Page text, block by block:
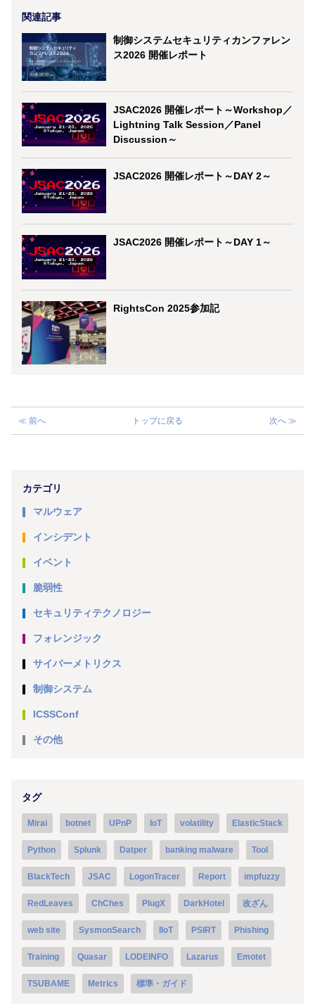
関連記事
制御システムセキュリティカンファレン
ス2026 開催レポート
JSAC2026 開催レポート～Workshop／
Lightning Talk Session／Panel
Discussion～
JSAC2026 開催レポート～DAY 2～
JSAC2026 開催レポート～DAY 1～
RightsCon 2025参加記
≪ 前へ トップに戻る 次へ ≫
カテゴリ
マルウェア
インシデント
イベント
脆弱性
セキュリティテクノロジー
フォレンジック
サイバーメトリクス
制御システム
ICSSConf
その他
タグ
Mirai botnet UPnP IoT volatility ElasticStack
Python Splunk Datper banking malware Tool
BlackTech JSAC LogonTracer Report impfuzzy
RedLeaves ChChes PlugX DarkHotel 改ざん
web site SysmonSearch IIoT PSIRT Phishing
Training Quasar LODEINFO Lazarus Emotet
TSUBAME Metrics 標準・ガイド